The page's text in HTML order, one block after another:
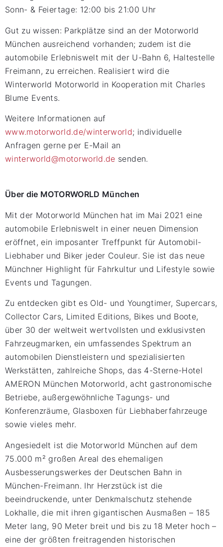
Sonn- & Feiertage: 12:00 bis 21:00 Uhr
Gut zu wissen: Parkplätze sind an der Motorworld
München ausreichend vorhanden; zudem ist die
automobile Erlebniswelt mit der U-Bahn 6, Haltestelle
Freimann, zu erreichen. Realisiert wird die
Winterworld Motorworld in Kooperation mit Charles
Blume Events.
Weitere Informationen auf
www.motorworld.de/winterworld; individuelle
Anfragen gerne per E-Mail an
winterworld@motorworld.de senden.
Über die MOTORWORLD München
Mit der Motorworld München hat im Mai 2021 eine
automobile Erlebniswelt in einer neuen Dimension
eröffnet, ein imposanter Treffpunkt für Automobil-
Liebhaber und Biker jeder Couleur. Sie ist das neue
Münchner Highlight für Fahrkultur und Lifestyle sowie
Events und Tagungen.
Zu entdecken gibt es Old- und Youngtimer, Supercars,
Collector Cars, Limited Editions, Bikes und Boote,
über 30 der weltweit wertvollsten und exklusivsten
Fahrzeugmarken, ein umfassendes Spektrum an
automobilen Dienstleistern und spezialisierten
Werkstätten, zahlreiche Shops, das 4-Sterne-Hotel
AMERON München Motorworld, acht gastronomische
Betriebe, außergewöhnliche Tagungs- und
Konferenzräume, Glasboxen für Liebhaberfahrzeuge
sowie vieles mehr.
Angesiedelt ist die Motorworld München auf dem
75.000 m² großen Areal des ehemaligen
Ausbesserungswerkes der Deutschen Bahn in
München-Freimann. Ihr Herzstück ist die
beeindruckende, unter Denkmalschutz stehende
Lokhalle, die mit ihren gigantischen Ausmaßen – 185
Meter lang, 90 Meter breit und bis zu 18 Meter hoch –
eine der größten freitragenden historischen